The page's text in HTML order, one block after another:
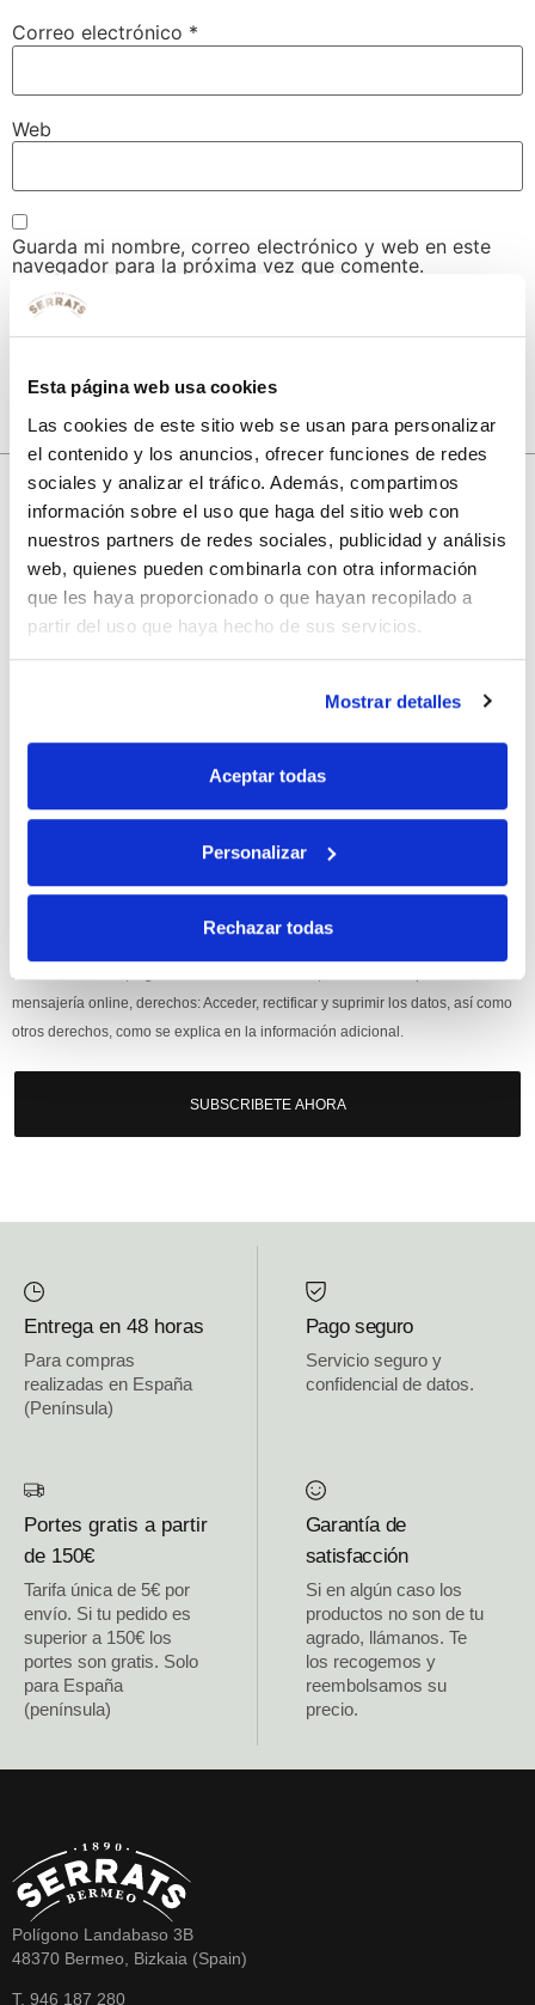
Esta página web usa cookies
Las cookies de este sitio web se usan para personalizar
el contenido y los anuncios, ofrecer funciones de redes
sociales y analizar el tráfico. Además, compartimos
información sobre el uso que haga del sitio web con
nuestros partners de redes sociales, publicidad y análisis
web, quienes pueden combinarla con otra información
que les haya proporcionado o que hayan recopilado a
partir del uso que haya hecho de sus servicios.
Mostrar detalles
Aceptar todas
Personalizar
Rechazar todas
Correo electrónico *
Web
Guarda mi nombre, correo electrónico y web en este
navegador para la próxima vez que comente.
10% de descuento
con tu primera compra.
a nuestra newsletter para recibir nuestrasofertas
Si, he leído y acepto la política de protección de datos.
fines comerciales, legitimación: consentimiento, destinatarios: proveedor de
mensajería online, derechos: Acceder, rectificar y suprimir los datos, así como
otros derechos, como se explica en la información adicional.
SUBSCRIBETE AHORA
Entrega en 48 horas
Para compras
realizadas en España
(Península)
Pago seguro
Servicio seguro y
confidencial de datos.
Portes gratis a partir
de 150€
Tarifa única de 5€ por
envío. Si tu pedido es
superior a 150€ los
portes son gratis. Solo
para España
(península)
Garantía de
satisfacción
Si en algún caso los
productos no son de tu
agrado, llámanos. Te
los recogemos y
reembolsamos su
precio.
Polígono Landabaso 3B
48370 Bermeo, Bizkaia (Spain)
T. 946 187 280